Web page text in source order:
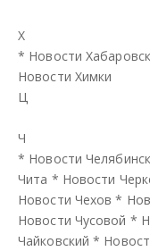
Х
* Новости Хабаровск
Новости Химки
Ц
Ч
* Новости Челябинск
Чита * Новости
Новости Чехов *
Новости Чусовой *
Чайковский *